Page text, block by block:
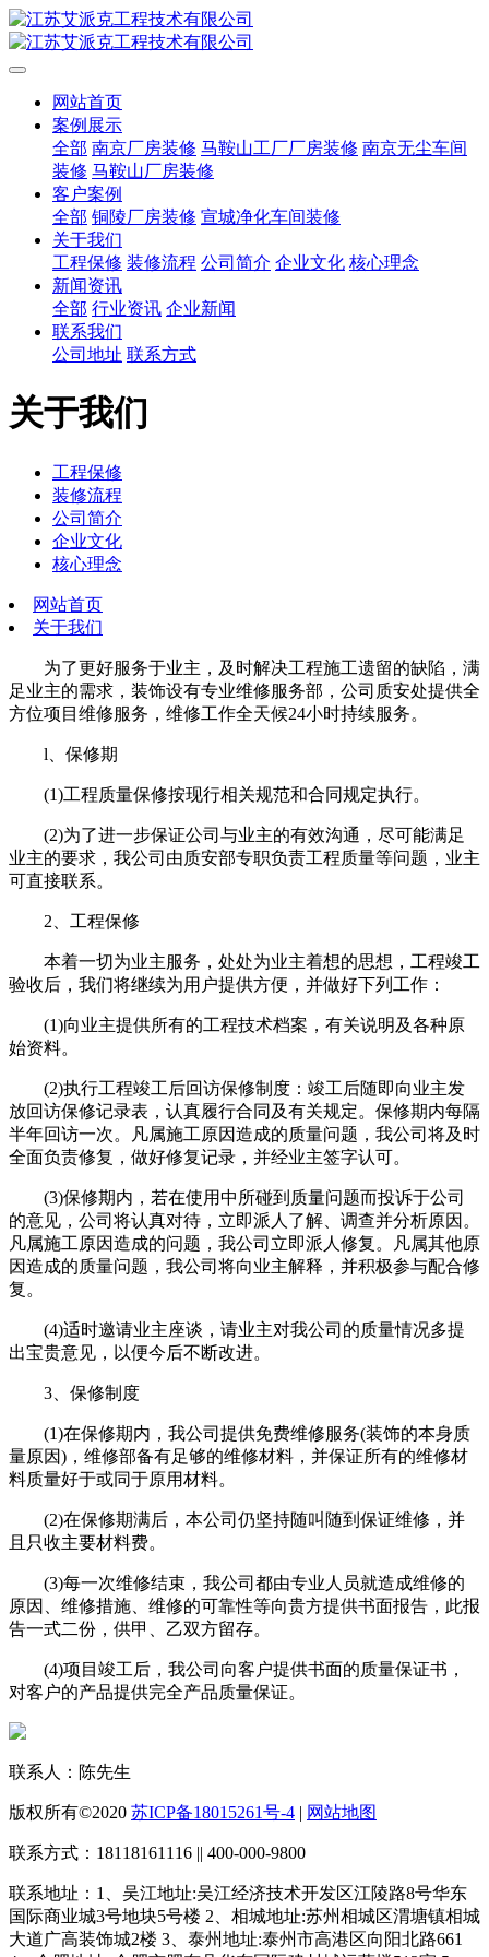
网站首页
案例展示
全部 南京厂房装修 马鞍山工厂厂房装修 南京无尘车间
装修 马鞍山厂房装修
客户案例
全部 铜陵厂房装修 宣城净化车间装修
关于我们
工程保修 装修流程 公司简介 企业文化 核心理念
新闻资讯
全部 行业资讯 企业新闻
联系我们
公司地址 联系方式
关于我们
工程保修
装修流程
公司简介
企业文化
核心理念
网站首页
关于我们
为了更好服务于业主，及时解决工程施工遗留的缺陷，满
足业主的需求，装饰设有专业维修服务部，公司质安处提供全
方位项目维修服务，维修工作全天候24小时持续服务。
l、保修期
(1)工程质量保修按现行相关规范和合同规定执行。
(2)为了进一步保证公司与业主的有效沟通，尽可能满足
业主的要求，我公司由质安部专职负责工程质量等问题，业主
可直接联系。
2、工程保修
本着一切为业主服务，处处为业主着想的思想，工程竣工
验收后，我们将继续为用户提供方便，并做好下列工作：
(1)向业主提供所有的工程技术档案，有关说明及各种原
始资料。
(2)执行工程竣工后回访保修制度：竣工后随即向业主发
放回访保修记录表，认真履行合同及有关规定。保修期内每隔
半年回访一次。凡属施工原因造成的质量问题，我公司将及时
全面负责修复，做好修复记录，并经业主签字认可。
(3)保修期内，若在使用中所碰到质量问题而投诉于公司
的意见，公司将认真对待，立即派人了解、调查并分析原因。
凡属施工原因造成的问题，我公司立即派人修复。凡属其他原
因造成的质量问题，我公司将向业主解释，并积极参与配合修
复。
(4)适时邀请业主座谈，请业主对我公司的质量情况多提
出宝贵意见，以便今后不断改进。
3、保修制度
(1)在保修期内，我公司提供免费维修服务(装饰的本身质
量原因)，维修部备有足够的维修材料，并保证所有的维修材
料质量好于或同于原用材料。
(2)在保修期满后，本公司仍坚持随叫随到保证维修，并
且只收主要材料费。
(3)每一次维修结束，我公司都由专业人员就造成维修的
原因、维修措施、维修的可靠性等向贵方提供书面报告，此报
告一式二份，供甲、乙双方留存。
(4)项目竣工后，我公司向客户提供书面的质量保证书，
对客户的产品提供完全产品质量保证。
联系人：陈先生
版权所有©2020 苏ICP备18015261号-4 | 网站地图
联系方式：18118161116 || 400-000-9800
联系地址：1、吴江地址:吴江经济技术开发区江陵路8号华东
国际商业城3号地块5号楼 2、相城地址:苏州相城区渭塘镇相城
大道广高装饰城2楼 3、泰州地址:泰州市高港区向阳北路661